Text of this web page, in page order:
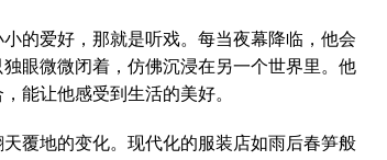
的爱好，那就是听戏。每当夜幕降临，他会
眼微微闭着，仿佛沉浸在另一个世界里。他
能让他感受到生活的美好。
覆地的变化。现代化的服装店如雨后春笋般